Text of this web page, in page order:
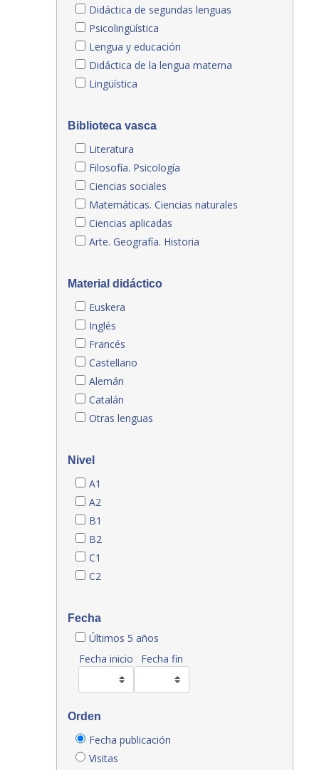
Didáctica de segundas lenguas
Psicolingüística
Lengua y educación
Didáctica de la lengua materna
Lingüística
Biblioteca vasca
Literatura
Filosofía. Psicología
Ciencias sociales
Matemáticas. Ciencias naturales
Ciencias aplicadas
Arte. Geografía. Historia
Material didáctico
Euskera
Inglés
Francés
Castellano
Alemán
Catalán
Otras lenguas
Nivel
A1
A2
B1
B2
C1
C2
Fecha
Últimos 5 años
Fecha inicio
Fecha fin
Orden
Fecha publicación
Visitas